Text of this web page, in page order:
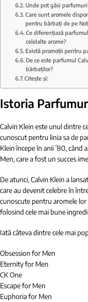
Unde pot găsi
Care sunt aromele
pentru bărbați de pe
Ce diferențiază
celelalte arome?
Există promoții pentru
De ce este parfumul
bărbaților?
Citește și:
Istoria
Calvin Klein este unul dintre
cunoscut pentru linia sa de
Klein începe în anii ’80, când
Men, care a fost un succes
De atunci, Calvin Klein a
care au devenit celebre în
cunoscute pentru aromele
folosind cele mai bune
Iată câteva dintre cele mai
Obsession for Men
Eternity for Men
CK One
Escape for Men
Euphoria for Men